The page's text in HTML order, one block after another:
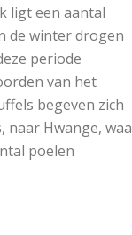
ligt een aantal
de winter drogen
periode
van het
begeven zich
naar Hwange,
poelen